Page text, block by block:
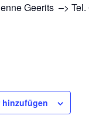
Geerits –>
hinzufügen